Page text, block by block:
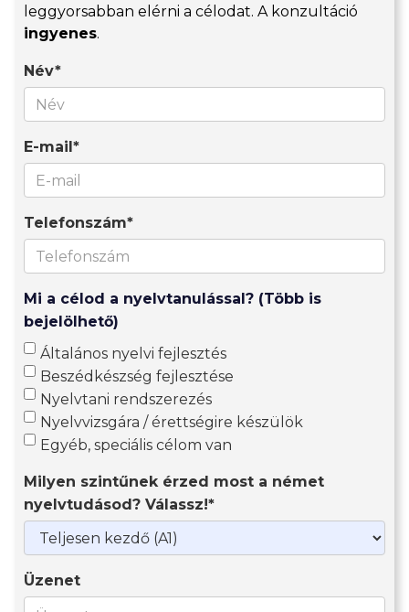
leggyorsabban elérni a célodat. A konzultáció
ingyenes.
Név*
E-mail*
Telefonszám*
Mi a célod a nyelvtanulással? (Több is
bejelölhető)
Általános nyelvi fejlesztés
Beszédkészség fejlesztése
Nyelvtani rendszerezés
Nyelvvizsgára / érettségire készülök
Egyéb, speciális célom van
Milyen szintűnek érzed most a német
nyelvtudásod? Válassz!*
Üzenet